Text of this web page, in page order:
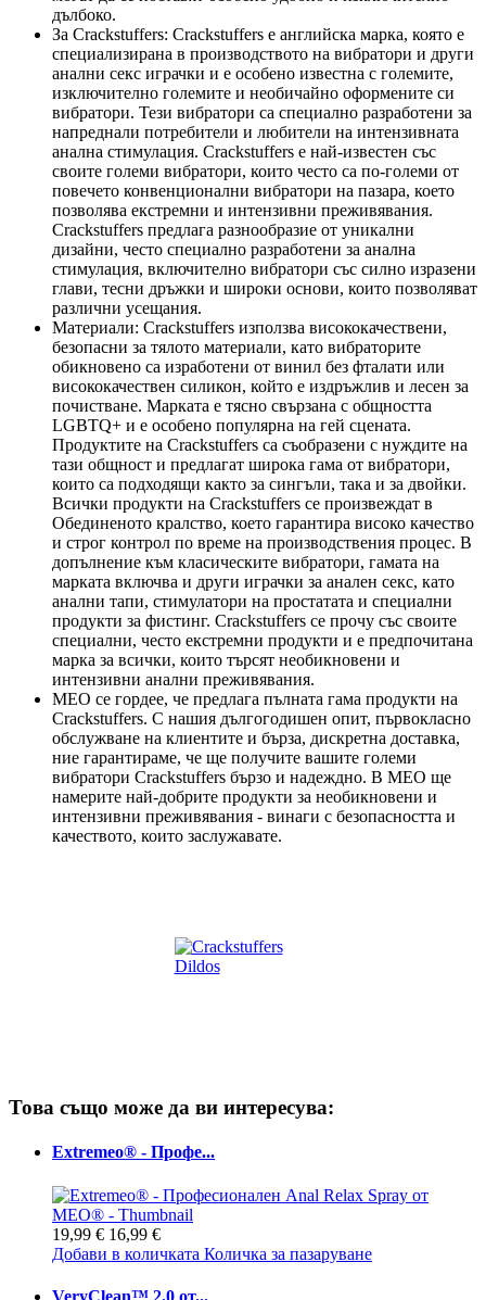
дълбоко.
За Crackstuffers: Crackstuffers е английска марка, която е
специализирана в производството на вибратори и други
анални секс играчки и е особено известна с големите,
изключително големите и необичайно оформените си
вибратори. Тези вибратори са специално разработени за
напреднали потребители и любители на интензивната
анална стимулация. Crackstuffers е най-известен със
своите големи вибратори, които често са по-големи от
повечето конвенционални вибратори на пазара, което
позволява екстремни и интензивни преживявания.
Crackstuffers предлага разнообразие от уникални
дизайни, често специално разработени за анална
стимулация, включително вибратори със силно изразени
глави, тесни дръжки и широки основи, които позволяват
различни усещания.
Материали: Crackstuffers използва висококачествени,
безопасни за тялото материали, като вибраторите
обикновено са изработени от винил без фталати или
висококачествен силикон, който е издръжлив и лесен за
почистване. Марката е тясно свързана с общността
LGBTQ+ и е особено популярна на гей сцената.
Продуктите на Crackstuffers са съобразени с нуждите на
тази общност и предлагат широка гама от вибратори,
които са подходящи както за сингъли, така и за двойки.
Всички продукти на Crackstuffers се произвеждат в
Обединеното кралство, което гарантира високо качество
и строг контрол по време на производствения процес. В
допълнение към класическите вибратори, гамата на
марката включва и други играчки за анален секс, като
анални тапи, стимулатори на простатата и специални
продукти за фистинг. Crackstuffers се прочу със своите
специални, често екстремни продукти и е предпочитана
марка за всички, които търсят необикновени и
интензивни анални преживявания.
MEO се гордее, че предлага пълната гама продукти на
Crackstuffers. С нашия дългогодишен опит, първокласно
обслужване на клиентите и бърза, дискретна доставка,
ние гарантираме, че ще получите вашите големи
вибратори Crackstuffers бързо и надеждно. В MEO ще
намерите най-добрите продукти за необикновени и
интензивни преживявания - винаги с безопасността и
качеството, които заслужавате.
Това също може да ви интересува:
Extremeo® - Профе...
19,99 € 16,99 €
Добави в количката Количка за пазаруване
VeryClean™ 2.0 от...